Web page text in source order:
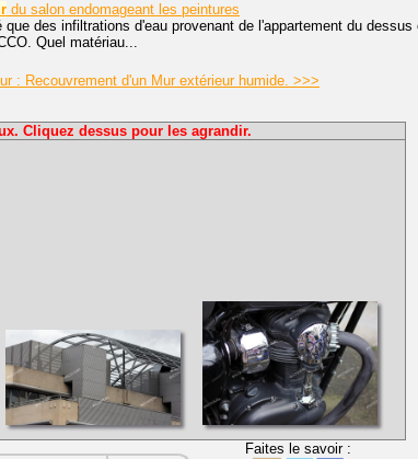
du salon endomageant les peintures
des infiltrations d'eau provenant de l'appartement du
Quel matériau...
: Recouvrement d'un Mur extérieur humide. >>>
Cliquez dessus pour les agrandir.
Faites le savoir :